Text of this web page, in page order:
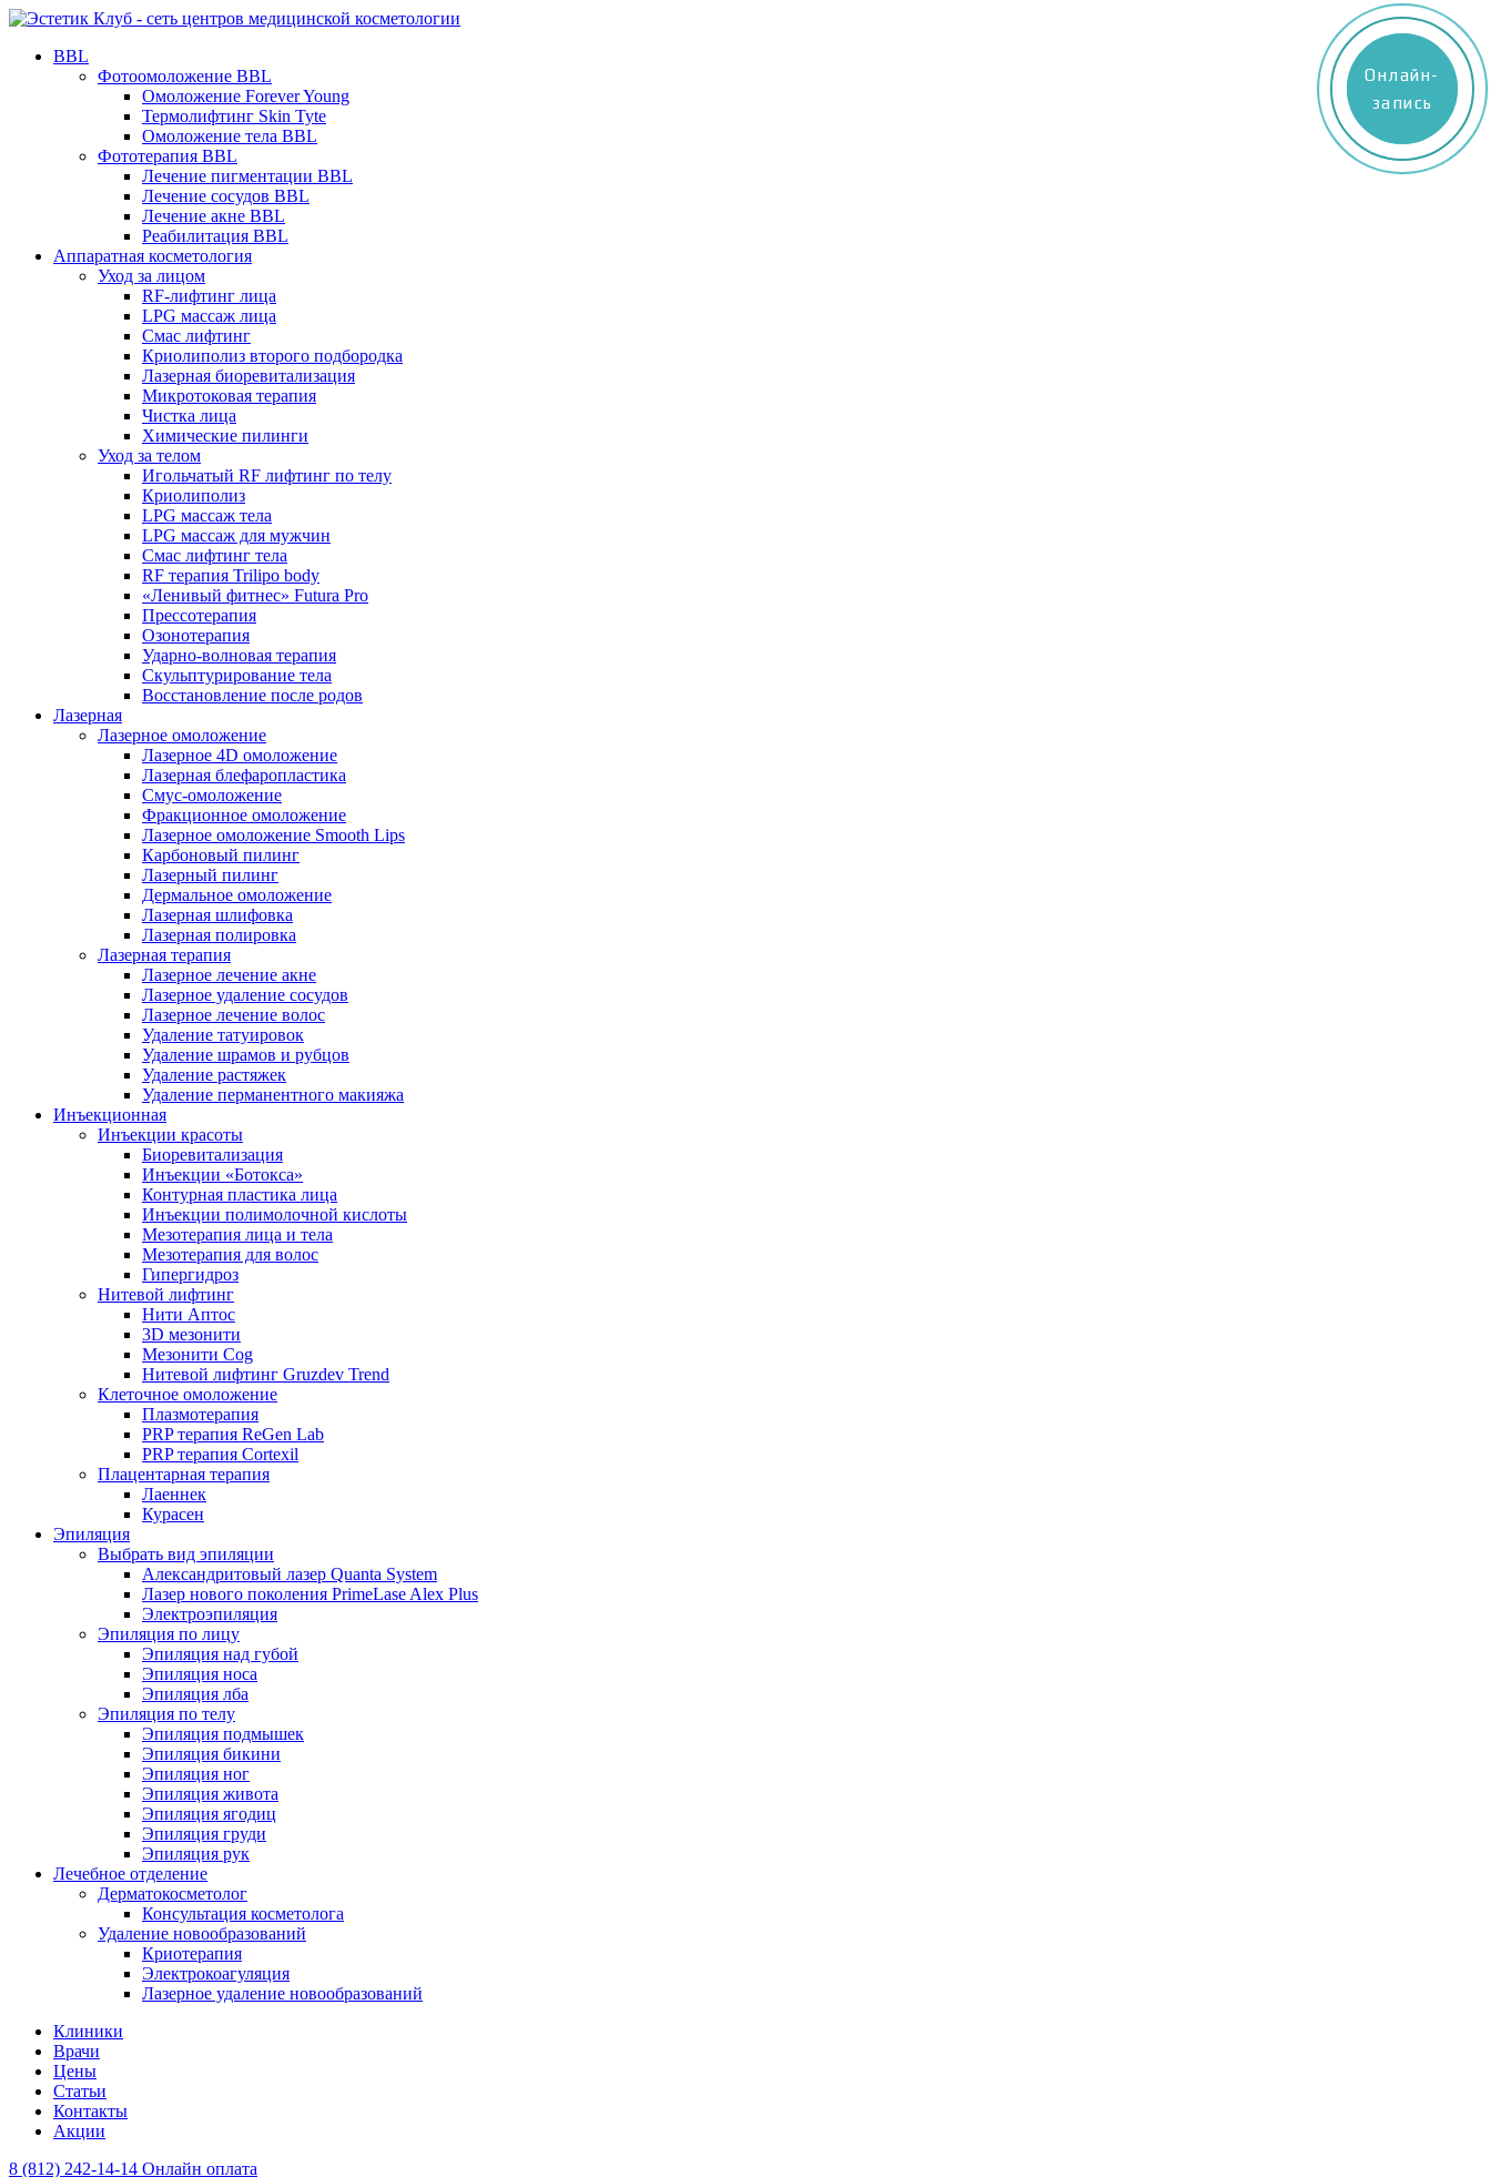
BBL
Фотоомоложение BBL
Омоложение Forever Young
Термолифтинг Skin Tyte
Омоложение тела BBL
Фототерапия BBL
Лечение пигментации BBL
Лечение сосудов BBL
Лечение акне BBL
Реабилитация BBL
Аппаратная косметология
Уход за лицом
RF-лифтинг лица
LPG массаж лица
Смас лифтинг
Криолиполиз второго подбородка
Лазерная биоревитализация
Микротоковая терапия
Чистка лица
Химические пилинги
Уход за телом
Игольчатый RF лифтинг по телу
Криолиполиз
LPG массаж тела
LPG массаж для мужчин
Смас лифтинг тела
RF терапия Trilipo body
«Ленивый фитнес» Futura Pro
Прессотерапия
Озонотерапия
Ударно-волновая терапия
Скульптурирование тела
Восстановление после родов
Лазерная
Лазерное омоложение
Лазерное 4D омоложение
Лазерная блефаропластика
Смус-омоложение
Фракционное омоложение
Лазерное омоложение Smooth Lips
Карбоновый пилинг
Лазерный пилинг
Дермальное омоложение
Лазерная шлифовка
Лазерная полировка
Лазерная терапия
Лазерное лечение акне
Лазерное удаление сосудов
Лазерное лечение волос
Удаление татуировок
Удаление шрамов и рубцов
Удаление растяжек
Удаление перманентного макияжа
Инъекционная
Инъекции красоты
Биоревитализация
Инъекции «Ботокса»
Контурная пластика лица
Инъекции полимолочной кислоты
Мезотерапия лица и тела
Мезотерапия для волос
Гипергидроз
Нитевой лифтинг
Нити Аптос
3D мезонити
Мезонити Cog
Нитевой лифтинг Gruzdev Trend
Клеточное омоложение
Плазмотерапия
PRP терапия ReGen Lab
PRP терапия Cortexil
Плацентарная терапия
Лаеннек
Курасен
Эпиляция
Выбрать вид эпиляции
Александритовый лазер Quanta System
Лазер нового поколения PrimeLase Alex Plus
Электроэпиляция
Эпиляция по лицу
Эпиляция над губой
Эпиляция носа
Эпиляция лба
Эпиляция по телу
Эпиляция подмышек
Эпиляция бикини
Эпиляция ног
Эпиляция живота
Эпиляция ягодиц
Эпиляция груди
Эпиляция рук
Лечебное отделение
Дерматокосметолог
Консультация косметолога
Удаление новообразований
Криотерапия
Электрокоагуляция
Лазерное удаление новообразований
Клиники
Врачи
Цены
Статьи
Контакты
Акции
8 (812) 242-14-14 Онлайн оплата
Онлайн-
запись
Онлайн-
запись